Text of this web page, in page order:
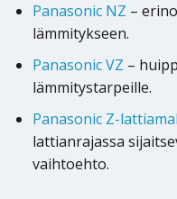
Panasonic NZ –
lämmitykseen.
Panasonic VZ –
lämmitystarpeille.
Panasonic Z-
lattianrajassa
vaihtoehto.